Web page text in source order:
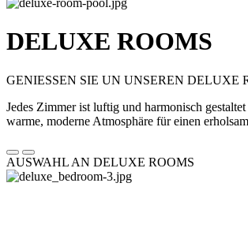
DELUXE ROOMS
GENIESSEN SIE UN UNSEREN DELUXE
Jedes Zimmer ist luftig und harmonisch
warme, moderne Atmosphäre für einen
AUSWAHL AN DELUXE ROOMS